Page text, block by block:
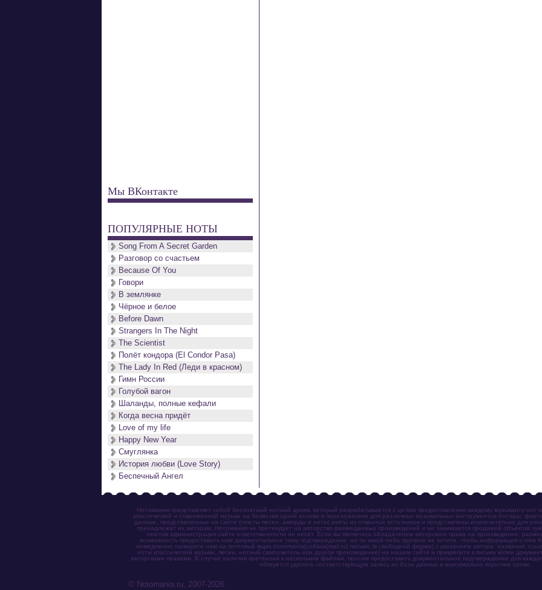
Мы ВКонтакте
ПОПУЛЯРНЫЕ НОТЫ
Song From A Secret Garden
Разговор со счастьем
Because Of You
Говори
В землянке
Чёрное и белое
Before Dawn
Strangers In The Night
The Scientist
Полёт кондора (El Condor Pasa)
The Lady In Red (Леди в красном)
Гимн России
Голубой вагон
Шаланды, полные кефали
Когда весна придёт
Love of my life
Happy New Year
Смуглянка
История любви (Love Story)
Беспечный Ангел
Нотомания представляет собой бесплатный нотный архив, который разрабатывается с целью предоставления каждому музыканту нот
классической и современной музыки на безвозмездной основе в переложениях для различных музыкальных инструментов (гитары,
данные, представленные на сайте (тексты песен, аккорды и ноты) взяты из открытых источников и представлены исключительно для
принадлежат их авторам. Нотомания не претендует на авторство размещаемых произведений и не занимается продажей объектов
текстов администрация сайта ответственности не несет. Если вы являетесь обладателем авторского права на произведение,
возможность предоставить нам документальное тому подтверждение, но по какой-либо причине не хотите, чтобы информация о нём
немедленно напишите нам на почтовый ящик (notomania[собака]mail.ru) письмо (в свободной форме) с указанием автора, названия,
ноты классической музыки, песен, нотный самоучитель или другое произведение) на нашем сайте и прикрепите к письму копии
авторскими правами. В случае наличия претензии к нескольким файлам, просим предоставить документальное подтверждение для
обязуется удалить соответствующую запись из базы данных в максимально короткие сроки.
© Notomania.ru, 2007-2026